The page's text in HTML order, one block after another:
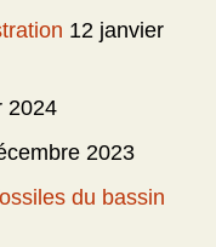
12 janvier
2024
2023
du bassin